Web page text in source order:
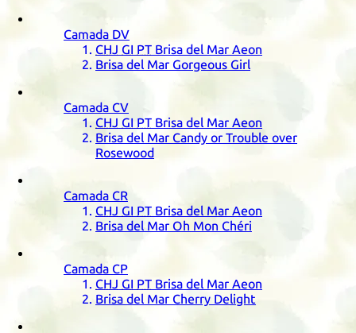
Camada DV
CHJ GI PT Brisa del Mar Aeon
Brisa del Mar Gorgeous Girl
Camada CV
CHJ GI PT Brisa del Mar Aeon
Brisa del Mar Candy or Trouble over
Rosewood
Camada CR
CHJ GI PT Brisa del Mar Aeon
Brisa del Mar Oh Mon Chéri
Camada CP
CHJ GI PT Brisa del Mar Aeon
Brisa del Mar Cherry Delight